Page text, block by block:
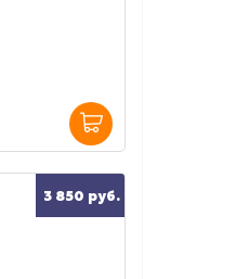
3 850 руб.